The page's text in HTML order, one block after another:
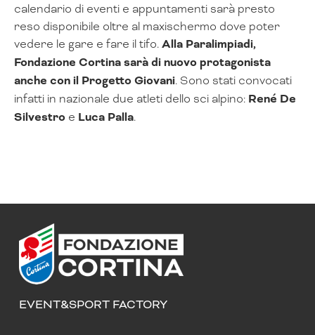
calendario di eventi e appuntamenti sarà presto
reso disponibile oltre al maxischermo dove poter
vedere le gare e fare il tifo.Alla Paralimpiadi,
Fondazione Cortina sarà di nuovo protagonista
anche con il Progetto Giovani. Sono stati convocati
infatti in nazionale due atleti dello sci alpino: René De
Silvestro e Luca Palla.
EVENT&SPORT FACTORY